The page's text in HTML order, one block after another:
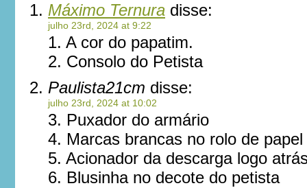
Máximo Ternura disse:
julho 23rd, 2024 at 9:22
1. A cor do papatim.
2. Consolo do Petista
Paulista21cm disse:
julho 23rd, 2024 at 10:02
3. Puxador do armário
4. Marcas brancas no rolo de papel
5. Acionador da descarga logo
6. Blusinha no decote do petista